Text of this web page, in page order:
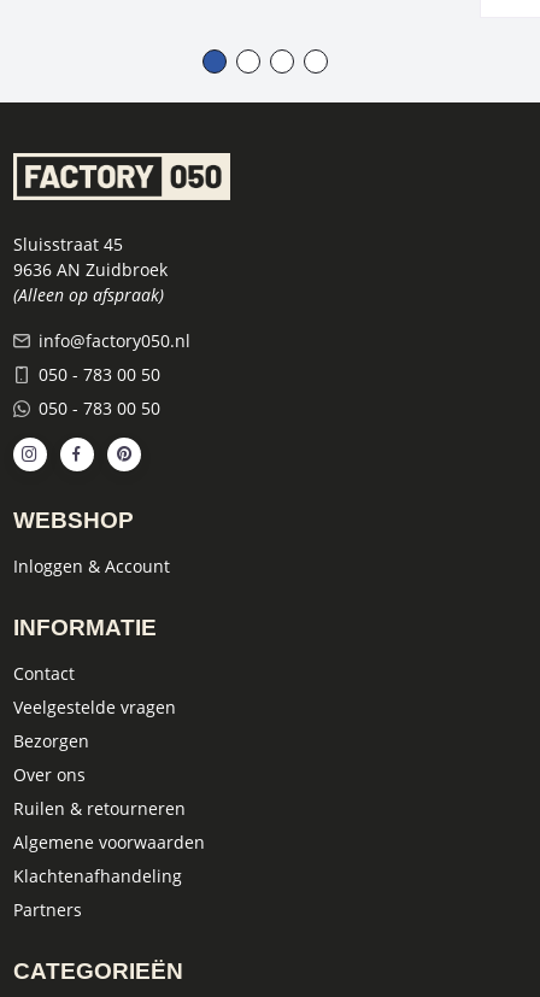
Sluisstraat 45
9636 AN Zuidbroek
(Alleen op afspraak)
info@factory050.nl
050 - 783 00 50
050 - 783 00 50
WEBSHOP
Inloggen & Account
INFORMATIE
Contact
Veelgestelde vragen
Bezorgen
Over ons
Ruilen & retourneren
Algemene voorwaarden
Klachtenafhandeling
Partners
CATEGORIEËN